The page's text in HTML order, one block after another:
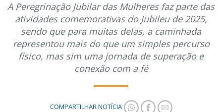
A Peregrinação Jubilar das Mulheres faz parte das
atividades comemorativas do Jubileu de 2025,
sendo que para muitas delas, a caminhada
representou mais do que um simples percurso
físico, mas sim uma jornada de superação e
conexão com a fé
COMPARTILHAR NOTÍCIA